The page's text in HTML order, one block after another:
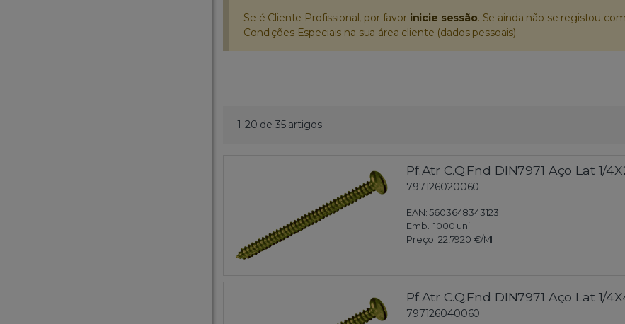
Se é Cliente Profissional, por favor inicie sessão. Se ainda não se registou
Condições Especiais na sua área cliente (dados pessoais).
1-20 de 35 artigos
Pf.Atr C.Q.Fnd DIN7971 Aço Lat 1/
797126020060
EAN: 5603648343123
Emb.:1000 uni
Preço: 22,7920 €/Ml
Pf.Atr C.Q.Fnd DIN7971 Aço Lat 1/
797126040060